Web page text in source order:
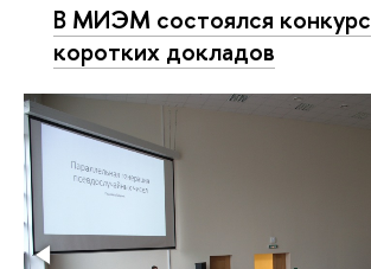
В МИЭМ состоялся конкурс
коротких докладов